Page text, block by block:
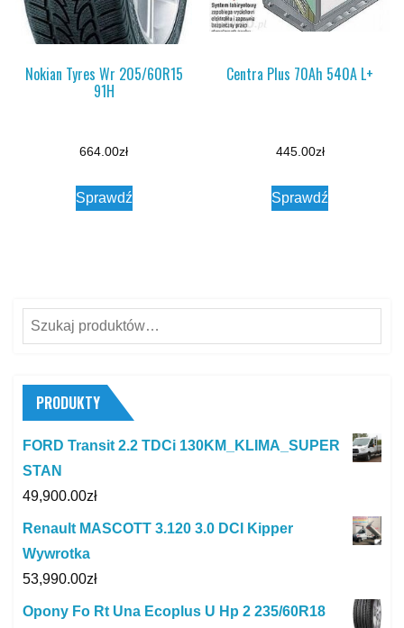
Nokian Tyres Wr 205/60R15
91H
664.00zł
Sprawdź
Centra Plus 70Ah 540A L+
445.00zł
Sprawdź
Szukaj:
PRODUKTY
FORD Transit 2.2 TDCi 130KM_KLIMA_SUPER
STAN
49,900.00zł
Renault MASCOTT 3.120 3.0 DCI Kipper
Wywrotka
53,990.00zł
Opony Fo Rt Una Ecoplus U Hp 2 235/60R18